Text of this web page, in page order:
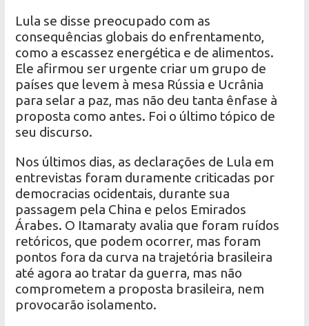
Lula se disse preocupado com as
consequências globais do enfrentamento,
como a escassez energética e de alimentos.
Ele afirmou ser urgente criar um grupo de
países que levem à mesa Rússia e Ucrânia
para selar a paz, mas não deu tanta ênfase à
proposta como antes. Foi o último tópico de
seu discurso.
Nos últimos dias, as declarações de Lula em
entrevistas foram duramente criticadas por
democracias ocidentais, durante sua
passagem pela China e pelos Emirados
Árabes. O Itamaraty avalia que foram ruídos
retóricos, que podem ocorrer, mas foram
pontos fora da curva na trajetória brasileira
até agora ao tratar da guerra, mas não
comprometem a proposta brasileira, nem
provocarão isolamento.